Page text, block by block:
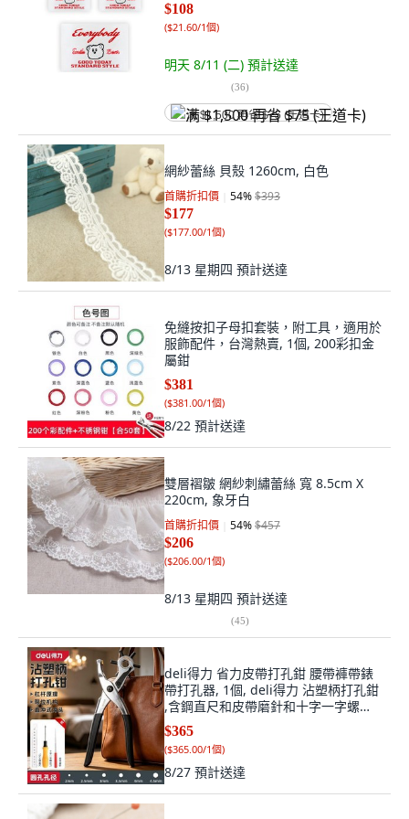
$108
($21.60/1個)
明天 8/11 (二) 預計送達
(36)
满 $1,500 再省 $75 (王道卡)
網紗蕾絲 貝殼 1260cm, 白色
首購折扣價 54%$393
$177
($177.00/1個)
8/13 星期四 預計送達
免縫按扣子母扣套裝，附工具，適用於
服飾配件，台灣熱賣, 1個, 200彩扣金
屬鉗
$381
($381.00/1個)
8/22 預計送達
雙層褶皺 網紗刺繡蕾絲 寬 8.5cm X
220cm, 象牙白
首購折扣價 54%$457
$206
($206.00/1個)
8/13 星期四 預計送達
(45)
deli得力 省力皮帶打孔鉗 腰帶褲帶錶
帶打孔器, 1個, deli得力 沾塑柄打孔鉗
,含鋼直尺和皮帶磨針和十字一字螺絲
刀
$365
($365.00/1個)
8/27 預計送達